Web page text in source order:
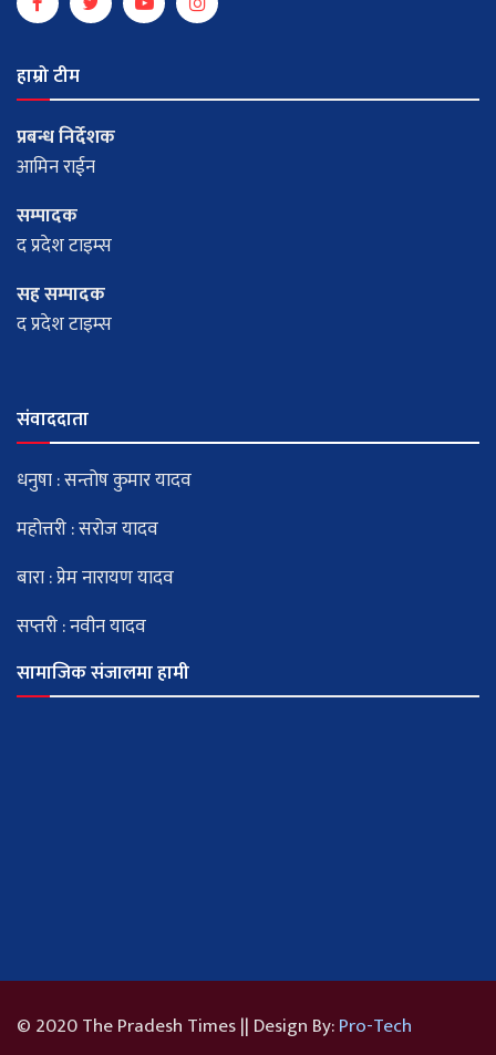
हाम्रो टीम
प्रबन्ध निर्देशक
आमिन राईन
सम्पादक
द प्रदेश टाइम्स
सह सम्पादक
द प्रदेश टाइम्स
संवाददाता
धनुषा : सन्तोष कुमार यादव
महोत्तरी : सरोज यादव
बारा : प्रेम नारायण यादव
सप्तरी : नवीन यादव
सामाजिक संजालमा हामी
© 2020 The Pradesh Times || Design By:Pro-Tech